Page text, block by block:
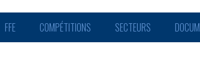
FFE COMPÉTITIONS SECTEURS